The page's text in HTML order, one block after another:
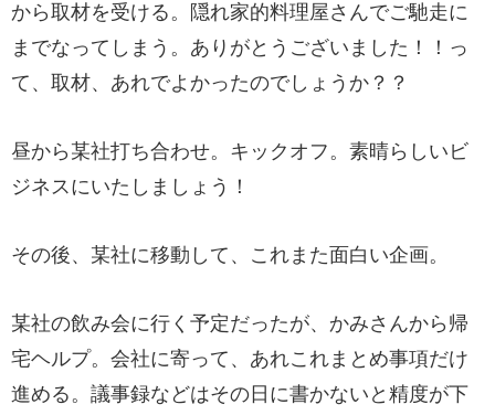
から取材を受ける。隠れ家的料理屋さんでご馳走に
までなってしまう。ありがとうございました！！っ
て、取材、あれでよかったのでしょうか？？
昼から某社打ち合わせ。キックオフ。素晴らしいビ
ジネスにいたしましょう！
その後、某社に移動して、これまた面白い企画。
某社の飲み会に行く予定だったが、かみさんから帰
宅ヘルプ。会社に寄って、あれこれまとめ事項だけ
進める。議事録などはその日に書かないと精度が下